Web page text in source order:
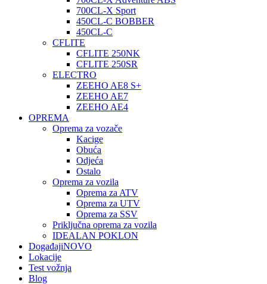
700CL-X Sport
450CL-C BOBBER
450CL-C
CFLITE
CFLITE 250NK
CFLITE 250SR
ELECTRO
ZEEHO AE8 S+
ZEEHO AE7
ZEEHO AE4
OPREMA
Oprema za vozače
Kacige
Obuća
Odjeća
Ostalo
Oprema za vozila
Oprema za ATV
Oprema za UTV
Oprema za SSV
Priključna oprema za vozila
IDEALAN POKLON
DogađajiNOVO
Lokacije
Test vožnja
Blog